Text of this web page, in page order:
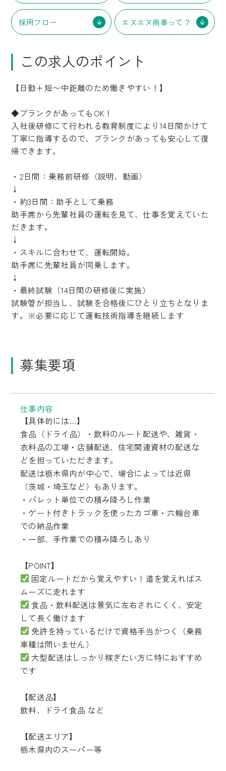
採用フロー エヌエヌ商事って？
この求人のポイント
【日勤＋短〜中距離のため働きやすい！】
◆ブランクがあってもOK！
入社後研修にて行われる教育制度により14日間かけて
丁寧に指導するので、ブランクがあっても安心して復
帰できます。
・2日間：乗務前研修（説明、動画）
↓
・約3日間：助手として乗務
助手席から先輩社員の運転を見て、仕事を覚えていた
だきます。
↓
・スキルに合わせて、運転開始。
助手席に先輩社員が同乗します。
↓
・最終試験（14日間の研修後に実施）
試験管が担当し、試験を合格後にひとり立ちとなりま
す。※必要に応じて運転技術指導を継続します
募集要項
仕事内容
【具体的には…】
食品（ドライ品）・飲料のルート配送や、雑貨・
衣料品の工場・店舗配送、住宅関連資材の配送な
どを担っていただきます。
配送は栃木県内が中心で、場合によっては近県
（茨城・埼玉など）もあります。
・パレット単位での積み降ろし作業
・ゲート付きトラックを使ったカゴ車・六輪台車
での納品作業
・一部、手作業での積み降ろしあり
【POINT】
固定ルートだから覚えやすい！道を覚えればス
ムーズに走れます
食品・飲料配送は景気に左右されにくく、安定
して長く働けます
免許を持っているだけで資格手当がつく（乗務
車種は問いません）
大型配送はしっかり稼ぎたい方に特におすすめ
です
【配送品】
飲料、ドライ食品 など
【配送エリア】
栃木県内のスーパー等